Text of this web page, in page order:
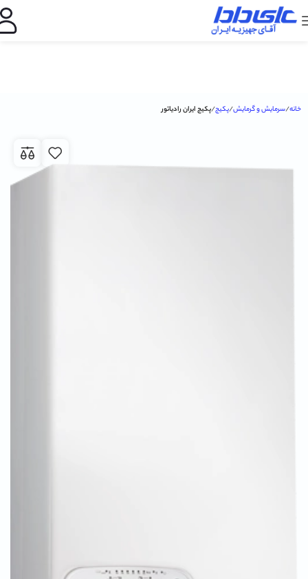
خانه سرمایش و گرمایش پکیج پکیج ایران رادیاتور